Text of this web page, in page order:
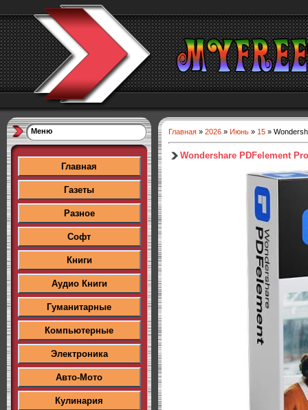
Меню
Главная
Газеты
Разное
Софт
Книги
Аудио Книги
Гуманитарные
Компьютерные
Электроника
Авто-Мото
Кулинария
Главная » 2026 » Июнь » 15 »
Wondershare PDFelement